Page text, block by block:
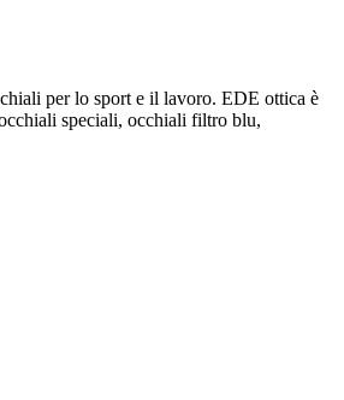
per lo sport e il lavoro. EDE ottica è
speciali, occhiali filtro blu,